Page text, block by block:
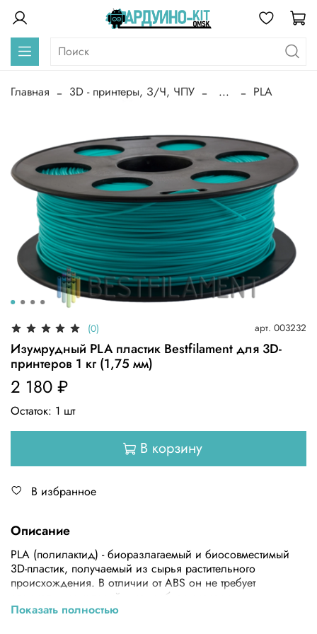
Главная 3D - принтеры, З/Ч, ЧПУ ... PLA
(0) арт. 003232
Изумрудный PLA пластик Bestfilament для 3D-
принтеров 1 кг (1,75 мм)
2 180 ₽
Остаток: 1 шт
В корзину
В избранное
Описание
PLA (полилактид) - биоразлагаемый и биосовместимый
3D-пластик, получаемый из сырья растительного
происхождения. В отличии от ABS он не требует
специальных условий, нет необходимости в
подогреваемом столе или термостабилизационной
Показать полностью